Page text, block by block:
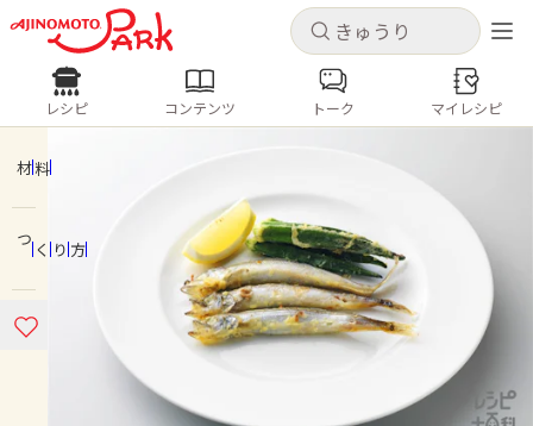
キャンセル
ログインするとレシピを保存できます
ホーム
コンテンツ
レシピ
キャンセル
レシピ コンテンツ
人気の食材・レシピ
なす トマト
とうもろこし
みょうが ゴーヤ
レシピ コンテンツ トーク マイレシピ
材料
つくり方